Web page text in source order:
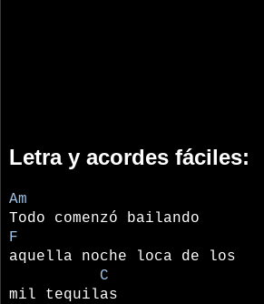
Letra y acordes fáciles:
Am
Todo comenzó bailando
F
aquella noche loca de los
C
mil tequilas